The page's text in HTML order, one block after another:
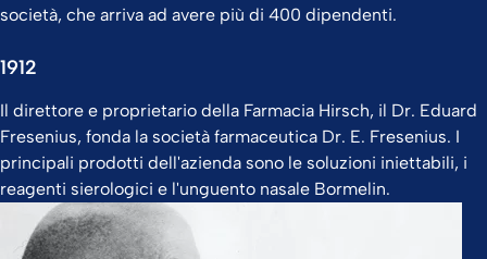
società, che arriva ad avere più di 400 dipendenti.​
1912
Il direttore e proprietario della Farmacia Hirsch, il Dr. Eduard
Fresenius, fonda la società farmaceutica Dr. E. Fresenius. I
principali prodotti dell'azienda sono le soluzioni iniettabili, i
reagenti sierologici e l'unguento nasale Bormelin.